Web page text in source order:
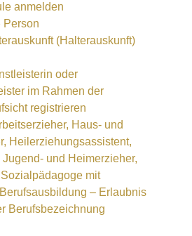
anmelden
Person
(Halterauskunft)
oder
im Rahmen der
registrieren
Haus- und
Heilerziehungsassistent,
und Heimerzieher,
mit
– Erlaubnis
Berufsbezeichnung